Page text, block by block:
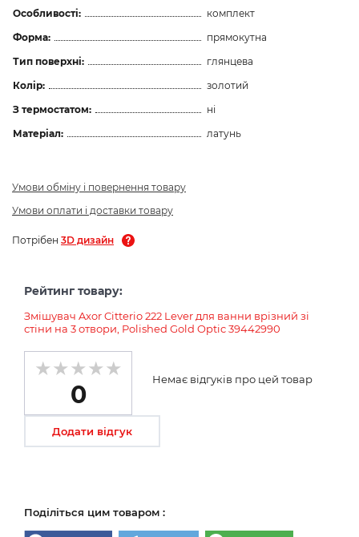
Особливості:
комплект
Форма:
прямокутна
Тип поверхні:
глянцева
Колір:
золотий
З термостатом:
ні
Матеріал:
латунь
Умови обміну і повернення товару
Умови оплати і доставки товару
Потрібен 3D дизайн
Рейтинг товару:
Змішувач Axor Citterio 222 Lever для ванни врізний зі
стіни на 3 отвори, Polished Gold Optic 39442990
0
Немає відгуків про цей товар
Додати відгук
Поділіться цим товаром :